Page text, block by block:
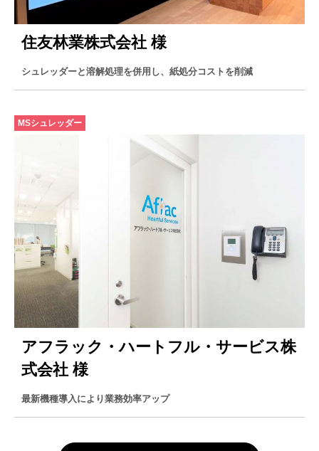
住友林業株式会社 様
シュレッダーと溶解処理を併用し、紙処分コストを削減
MSシュレッダー
アフラック・ハートフル・サービス株
式会社 様
最新機種導入により業務効率アップ